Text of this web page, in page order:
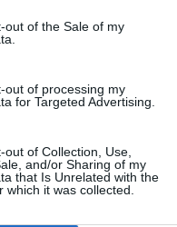
out of the Sale of my
out of processing my
for Targeted Advertising.
out of Collection, Use,
and/or Sharing of my
that Is Unrelated with the
which it was collected.
dotyczących ESL Impact
relacji tekstowej: